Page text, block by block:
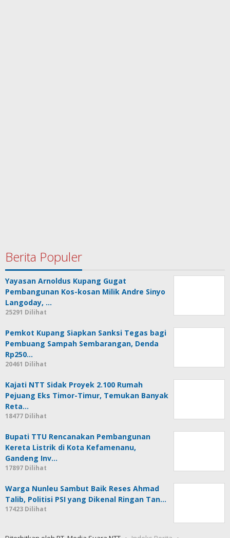
Berita Populer
Yayasan Arnoldus Kupang Gugat
Pembangunan Kos-kosan Milik Andre Sinyo
Langoday, …
25291 Dilihat
Pemkot Kupang Siapkan Sanksi Tegas bagi
Pembuang Sampah Sembarangan, Denda
Rp250…
20461 Dilihat
Kajati NTT Sidak Proyek 2.100 Rumah
Pejuang Eks Timor-Timur, Temukan Banyak
Reta…
18477 Dilihat
Bupati TTU Rencanakan Pembangunan
Kereta Listrik di Kota Kefamenanu,
Gandeng Inv…
17897 Dilihat
Warga Nunleu Sambut Baik Reses Ahmad
Talib, Politisi PSI yang Dikenal Ringan Tan…
17423 Dilihat